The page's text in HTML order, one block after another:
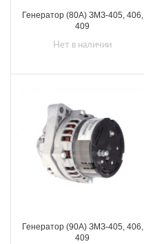
Генератор (80А) ЗМЗ-405, 406,
409
Нет в наличии
Генератор (90А) ЗМЗ-405, 406,
409